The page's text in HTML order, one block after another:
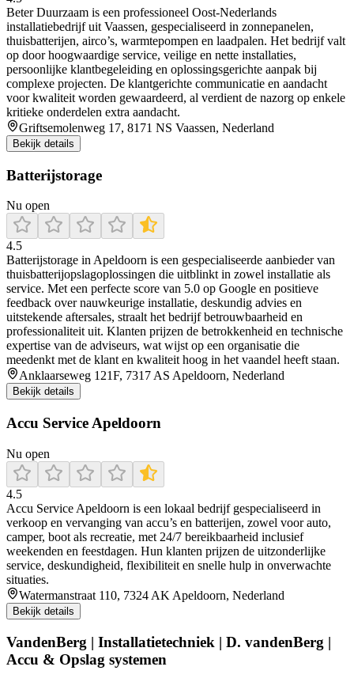
Beter Duurzaam is een professioneel Oost-Nederlands
installatiebedrijf uit Vaassen, gespecialiseerd in zonnepanelen,
thuisbatterijen, airco’s, warmtepompen en laadpalen. Het bedrijf valt
op door hoogwaardige service, veilige en nette installaties,
persoonlijke klantbegeleiding en oplossingsgerichte aanpak bij
complexe projecten. De klantgerichte communicatie en aandacht
voor kwaliteit worden gewaardeerd, al verdient de nazorg op enkele
kritieke onderdelen extra aandacht.
Griftsemolenweg 17, 8171 NS Vaassen, Nederland
Bekijk details
Batterijstorage
Nu open
4.5
Batterijstorage in Apeldoorn is een gespecialiseerde aanbieder van
thuisbatterijopslagoplossingen die uitblinkt in zowel installatie als
service. Met een perfecte score van 5.0 op Google en positieve
feedback over nauwkeurige installatie, deskundig advies en
uitstekende aftersales, straalt het bedrijf betrouwbaarheid en
professionaliteit uit. Klanten prijzen de betrokkenheid en technische
expertise van de adviseurs, wat wijst op een organisatie die
meedenkt met de klant en kwaliteit hoog in het vaandel heeft staan.
Anklaarseweg 121F, 7317 AS Apeldoorn, Nederland
Bekijk details
Accu Service Apeldoorn
Nu open
4.5
Accu Service Apeldoorn is een lokaal bedrijf gespecialiseerd in
verkoop en vervanging van accu’s en batterijen, zowel voor auto,
camper, boot als recreatie, met 24/7 bereikbaarheid inclusief
weekenden en feestdagen. Hun klanten prijzen de uitzonderlijke
service, deskundigheid, flexibiliteit en snelle hulp in onverwachte
situaties.
Watermanstraat 110, 7324 AK Apeldoorn, Nederland
Bekijk details
VandenBerg | Installatietechniek | D. vandenBerg |
Accu & Opslag systemen